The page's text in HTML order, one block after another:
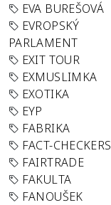
EVA BUREŠOVÁ
EVROPSKÝ
PARLAMENT
EXIT TOUR
EXMUSLIMKA
EXOTIKA
EYP
FABRIKA
FACT-CHECKERS
FAIRTRADE
FAKULTA
FANOUŠEK